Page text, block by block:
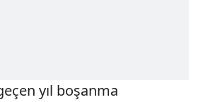
yıl boşanma